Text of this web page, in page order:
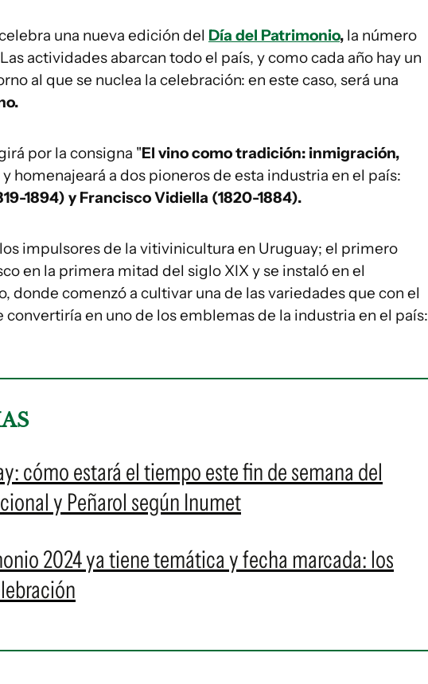
una nueva edición del Día del Patrimonio, la número
actividades abarcan todo el país, y como cada año hay un
al que se nuclea la celebración: en este caso, será una
por la consigna "El vino como tradición: inmigración,
y homenajeará a dos pioneros de esta industria en el país:
1894) y Francisco Vidiella (1820-1884).
impulsores de la vitivinicultura en Uruguay; el primero
en la primera mitad del siglo XIX y se instaló en el
donde comenzó a cultivar una de las variedades que con el
convertiría en uno de los emblemas de la industria en el país:
cómo estará el tiempo este fin de semana del
y Peñarol según Inumet
2024 ya tiene temática y fecha marcada: los